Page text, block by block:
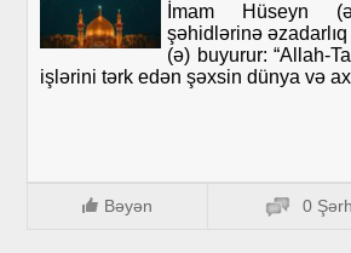
İmam Hüseyn
şəhidlərinə
(ə) buyurur: “Allah-
işlərini tərk edən şəxsin dünya və
Bəyən 0 Şərh